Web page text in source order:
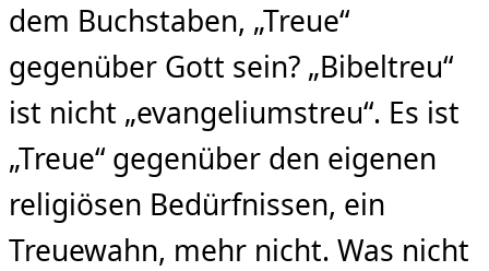
dem Buchstaben, „Treue“
gegenüber Gott sein? „Bibeltreu“
ist nicht „evangeliumstreu“. Es ist
„Treue“ gegenüber den eigenen
religiösen Bedürfnissen, ein
Treuewahn, mehr nicht. Was nicht